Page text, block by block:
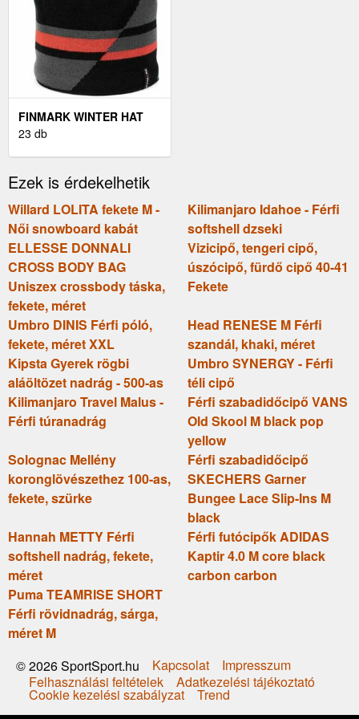
FINMARK WINTER HAT
TÉLI KÖTÖTT SAPKA,
23 db
Ezek is érdekelhetik
Willard LOLITA fekete M -
Női snowboard kabát
Kilimanjaro Idahoe - Férfi
softshell dzseki
ELLESSE DONNALI
CROSS BODY BAG
Uniszex crossbody táska,
fekete, méret
Vizicipő, tengeri cipő,
úszócipő, fürdő cipő 40-41
Fekete
Umbro DINIS Férfi póló,
fekete, méret XXL
Head RENESE M Férfi
szandál, khaki, méret
Kipsta Gyerek rögbi
aláöltözet nadrág - 500-as
Umbro SYNERGY - Férfi
téli cipő
Kilimanjaro Travel Malus -
Férfi túranadrág
Férfi szabadidőcipő VANS
Old Skool M black pop
yellow
Solognac Mellény
koronglövészethez 100-as,
fekete, szürke
Férfi szabadidőcipő
SKECHERS Garner
Bungee Lace Slip-Ins M
black
Hannah METTY Férfi
softshell nadrág, fekete,
méret
Férfi futócipők ADIDAS
Kaptir 4.0 M core black
carbon carbon
Puma TEAMRISE SHORT
Férfi rövidnadrág, sárga,
méret M
© 2026 SportSport.hu
Kapcsolat
Impresszum
Felhasználási feltételek
Adatkezelési tájékoztató
Cookie kezelési szabályzat Trend